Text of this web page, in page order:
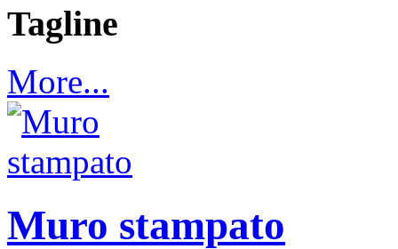
Tagline
More...
Muro stampato